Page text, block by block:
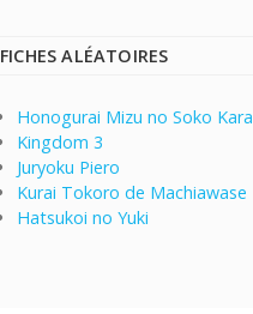
FICHES ALÉATOIRES
Honogurai Mizu no Soko Kara
Kingdom 3
Juryoku Piero
Kurai Tokoro de Machiawase
Hatsukoi no Yuki